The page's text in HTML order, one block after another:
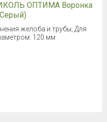
ОПТИМА Воронка
желоба и трубы, Для
120 мм